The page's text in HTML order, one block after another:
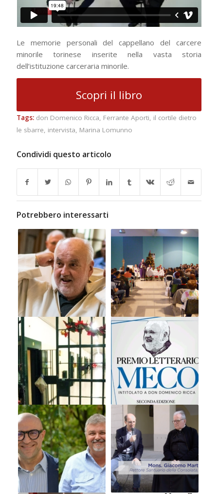
Le memorie personali del cappellano del carcere
minorile torinese inserite nella vasta storia
dell’istituzione carceraria minorile.
Scopri il libro
Tags: don Domenico Ricca Ferrante Aporti il cortile dietro
le sbarre intervista Marina Lomunno
Condividi questo articolo
Potrebbero interessarti